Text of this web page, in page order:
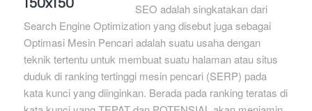
SEO adalah singkatakan dari
Search Engine Optimization yang disebut juga sebagai
Optimasi Mesin Pencari adalah suatu usaha dengan
teknik tertentu untuk membuat suatu halaman atau situs
duduk di ranking tertinggi mesin pencari (SERP) pada
kata kunci yang diinginkan. Berada pada ranking teratas di